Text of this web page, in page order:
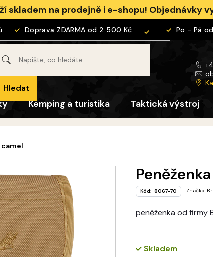
skladem na prodejně i e-shopu! Objednávky
Doprava ZDARMA od 2 500 Kč Po - Pá od
Hledat
Kemping a turistika Taktická výstroj
camel
peněženka od firmy
Kód: 8067-70 Značka:
Skladem